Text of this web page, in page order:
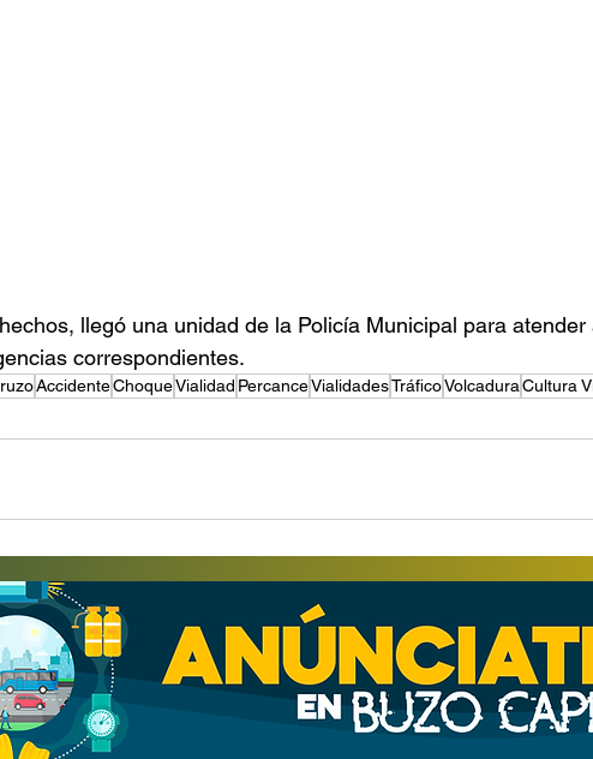
llegó una unidad de la Policía Municipal para
correspondientes.
AccidenteChoqueVialidad PercanceVialidadesTráficoVolcaduraCultura